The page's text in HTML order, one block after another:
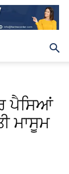
ਪੈਸਿਆਂ
ਮਾਸੂਮ